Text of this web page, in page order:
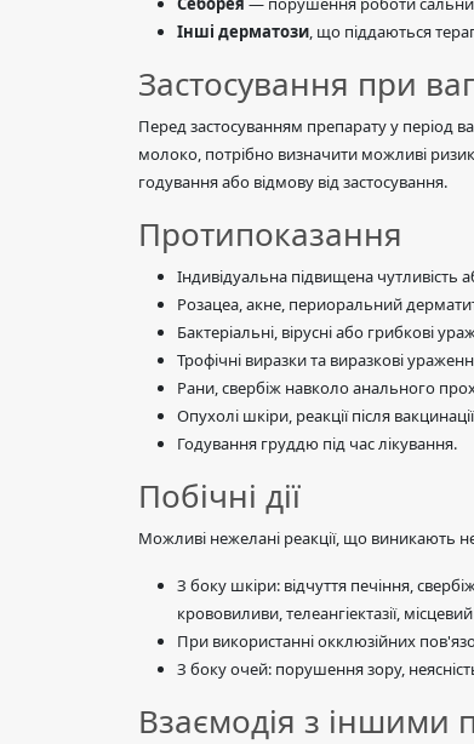
Інші дерматози, що піддаються
Застосування при
Перед застосуванням препарату у період
молоко, потрібно визначити можливі
годування або відмову від застосування.
Протипоказання
Індивідуальна підвищена чутливість
Розацеа, акне, периоральний
Бактеріальні, вірусні або грибкові
Трофічні виразки та виразкові
Рани, свербіж навколо анального
Опухолі шкіри, реакції після
Годування груддю під час лікування.
Побічні дії
Можливі нежелані реакції, що виникають
З боку шкіри: відчуття печіння,
крововиливи, телеангіектазії,
При використанні окклюзійних
З боку очей: порушення зору,
Взаємодія з іншими